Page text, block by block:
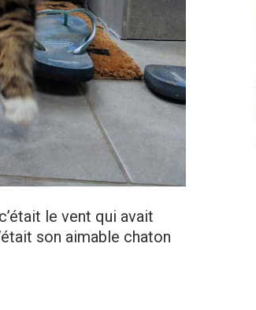
le vent qui avait
son aimable chaton